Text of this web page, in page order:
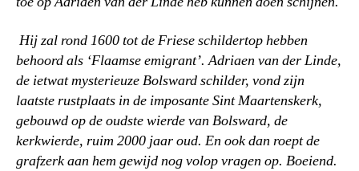
Hij zal rond 1600 tot de Friese schildertop hebben
behoord als ‘Flaamse emigrant’. Adriaen van der Linde,
de ietwat mysterieuze Bolsward schilder, vond zijn
laatste rustplaats in de imposante Sint Maartenskerk,
gebouwd op de oudste wierde van Bolsward, de
kerkwierde, ruim 2000 jaar oud. En ook dan roept de
grafzerk aan hem gewijd nog volop vragen op. Boeiend.